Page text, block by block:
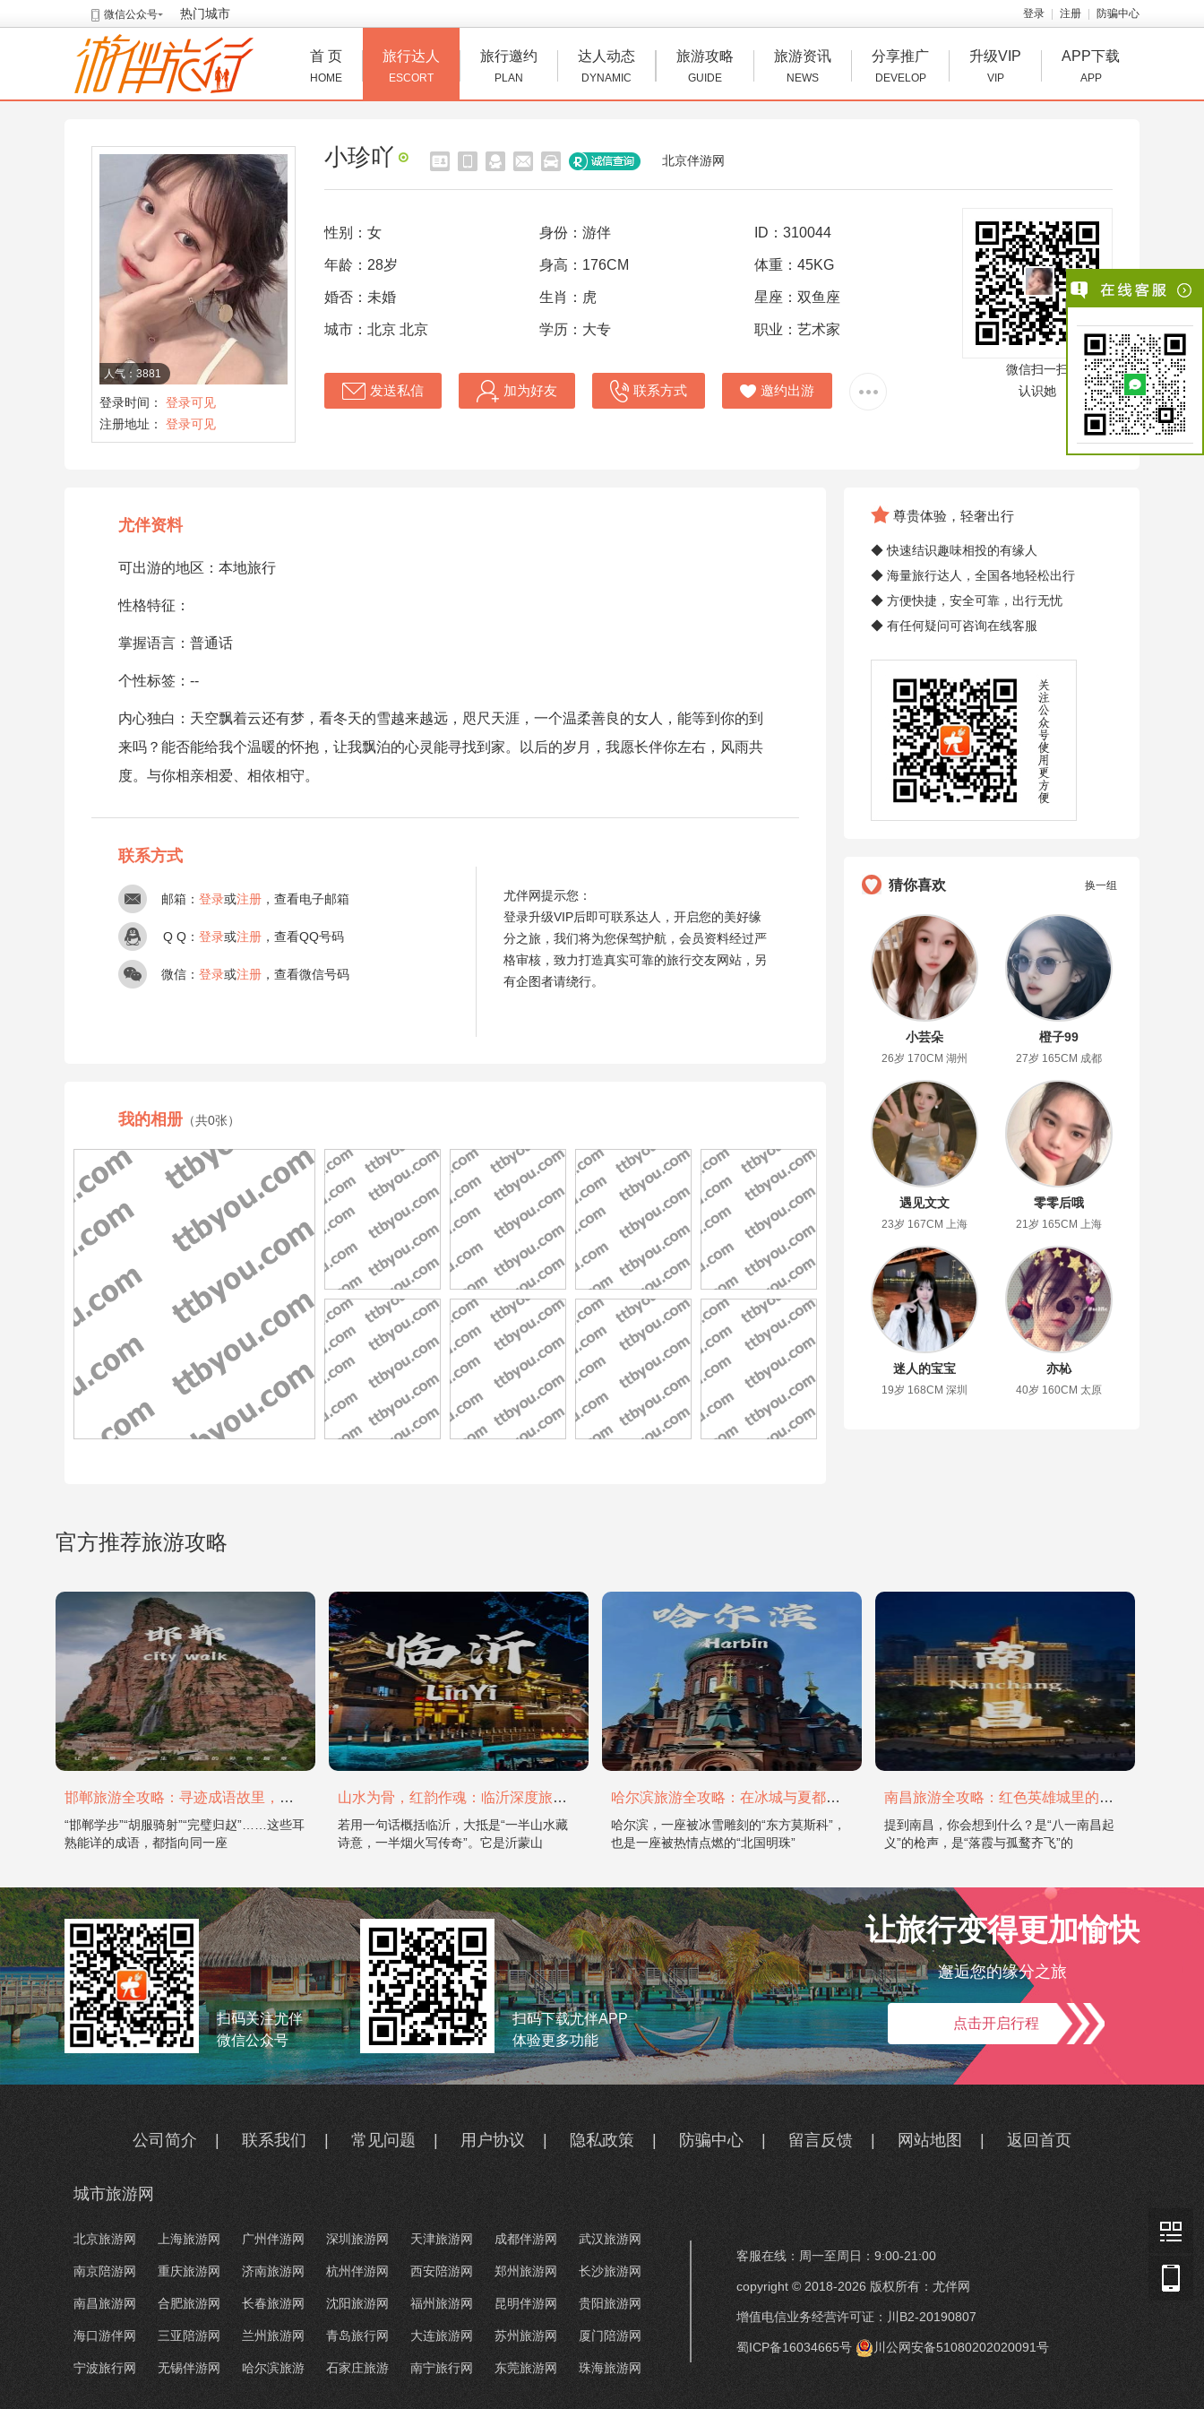
微信公众号 热门城市 登录 注册 防骗中心
首 页
HOME
旅行达人
ESCORT
旅行邀约
PLAN
达人动态
DYNAMIC
旅游攻略
GUIDE
旅游资讯
NEWS
分享推广
DEVELOP
升级VIP
VIP
APP下载
APP
人气：3881
登录时间： 登录可见
注册地址： 登录可见
小珍吖 北京伴游网
性别：女 身份：游伴 ID：310044
年龄：28岁 身高：176CM 体重：45KG
婚否：未婚 生肖：虎 星座：双鱼座
城市：北京 北京 学历：大专 职业：艺术家
微信扫一扫
认识她
发送私信 加为好友 联系方式 邀约出游
尤伴资料
可出游的地区：本地旅行
性格特征：
掌握语言：普通话
个性标签：--
内心独白：天空飘着云还有梦，看冬天的雪越来越远，咫尺天涯，一个温柔善良的女人，能等到你的到
来吗？能否能给我个温暖的怀抱，让我飘泊的心灵能寻找到家。以后的岁月，我愿长伴你左右，风雨共
度。与你相亲相爱、相依相守。
联系方式
邮箱： 登录或注册 ，查看电子邮箱
Q Q： 登录或注册 ，查看QQ号码
微信： 登录或注册 ，查看微信号码
尤伴网提示您：
登录升级VIP后即可联系达人，开启您的美好缘
分之旅，我们将为您保驾护航，会员资料经过严
格审核，致力打造真实可靠的旅行交友网站，另
有企图者请绕行。
我的相册 （共0张）
尊贵体验，轻奢出行
◆ 快速结识趣味相投的有缘人
◆ 海量旅行达人，全国各地轻松出行
◆ 方便快捷，安全可靠，出行无忧
◆ 有任何疑问可咨询在线客服
猜你喜欢 换一组
小芸朵
26岁 170CM 湖州
橙子99
27岁 165CM 成都
遇见文文
23岁 167CM 上海
零零后哦
21岁 165CM 上海
迷人的宝宝
19岁 168CM 深圳
亦杺
40岁 160CM 太原
官方推荐旅游攻略
邯郸旅游全攻略：寻迹成语故里，邂逅太行古韵
“邯郸学步”“胡服骑射”“完璧归赵”……这些耳
熟能详的成语，都指向同一座
山水为骨，红韵作魂：临沂深度旅游攻略
若用一句话概括临沂，大抵是“一半山水藏
诗意，一半烟火写传奇”。它是沂蒙山
哈尔滨旅游全攻略：在冰城与夏都，邂逅欧陆童话与中国浪漫
哈尔滨，一座被冰雪雕刻的“东方莫斯科”，
也是一座被热情点燃的“北国明珠”
南昌旅游全攻略：红色英雄城里的烟火与山水
提到南昌，你会想到什么？是“八一南昌起
义”的枪声，是“落霞与孤鹜齐飞”的
扫码关注尤伴
微信公众号
扫码下载尤伴APP
体验更多功能
让旅行变得更加愉快
邂逅您的缘分之旅
点击开启行程
公司简介 联系我们 常见问题 用户协议 隐私政策 防骗中心 留言反馈 网站地图 返回首页
城市旅游网
北京旅游网 上海旅游网 广州伴游网 深圳旅游网 天津旅游网 成都伴游网 武汉旅游网
南京陪游网 重庆旅游网 济南旅游网 杭州伴游网 西安陪游网 郑州旅游网 长沙旅游网
南昌旅游网 合肥旅游网 长春旅游网 沈阳旅游网 福州旅游网 昆明伴游网 贵阳旅游网
海口游伴网 三亚陪游网 兰州旅游网 青岛旅行网 大连旅游网 苏州旅游网 厦门陪游网
宁波旅行网 无锡伴游网 哈尔滨旅游 石家庄旅游 南宁旅行网 东莞旅游网 珠海旅游网
客服在线：周一至周日：9:00-21:00
copyright © 2018-2026 版权所有：尤伴网
增值电信业务经营许可证：川B2-20190807
蜀ICP备16034665号 川公网安备51080202020091号